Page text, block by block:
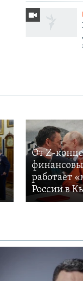
От Z-
работает
России в